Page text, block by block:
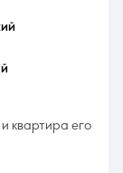
квартира его